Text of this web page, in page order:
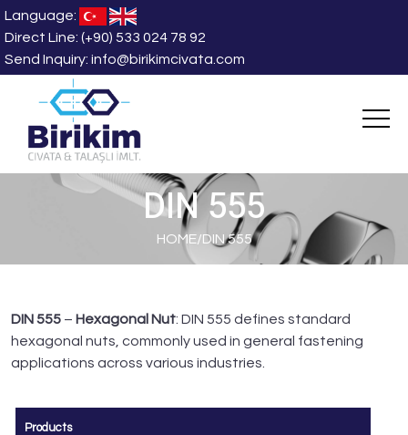
Language:
Direct Line: (+90) 533 024 78 92
Send Inquiry: info@birikimcivata.com
DIN 555
HOME/DIN 555
Products
DIN 555 – Hexagonal Nut: DIN 555 defines standard
hexagonal nuts, commonly used in general fastening
applications across various industries.